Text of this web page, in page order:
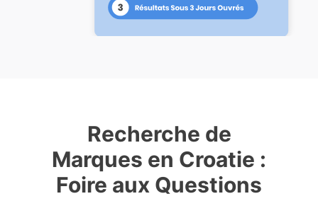
Recherche de
Marques en Croatie :
Foire aux Questions